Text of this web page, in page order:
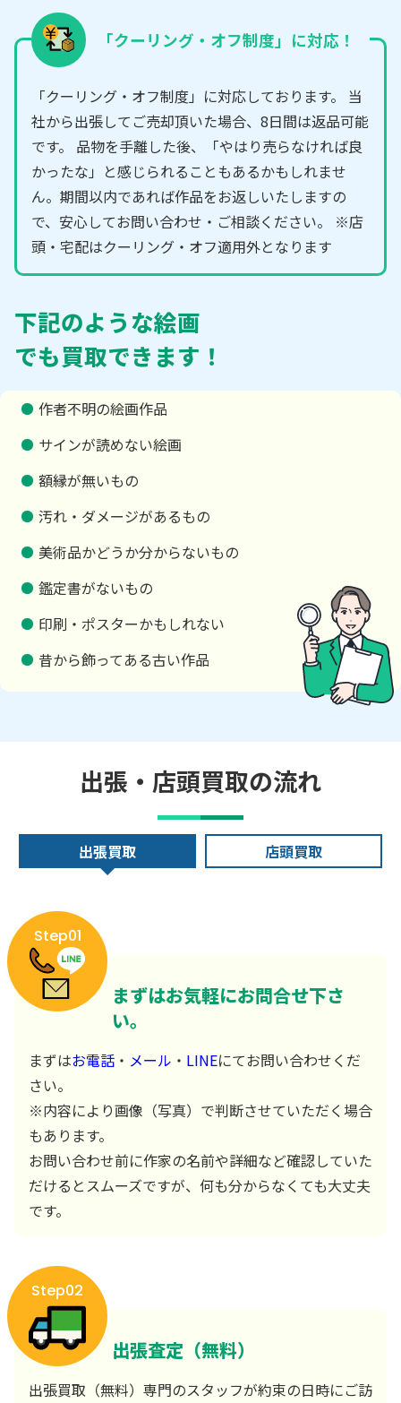
「クーリング・オフ制度」に対応！
「クーリング・オフ制度」に対応しております。 当
社から出張してご売却頂いた場合、8日間は返品可能
です。 品物を手離した後、「やはり売らなければ良
かったな」と感じられることもあるかもしれませ
ん。期間以内であれば作品をお返しいたしますの
で、安心してお問い合わせ・ご相談ください。 ※店
頭・宅配はクーリング・オフ適用外となります
下記のような絵画
でも買取できます！
作者不明の絵画作品
サインが読めない絵画
額縁が無いもの
汚れ・ダメージがあるもの
美術品かどうか分からないもの
鑑定書がないもの
印刷・ポスターかもしれない
昔から飾ってある古い作品
出張・店頭買取の流れ
出張買取 店頭買取
Step01
まずはお気軽にお問合せ下さ
い。
まずはお電話 ・ メール ・ LINEにてお問い合わせくだ
さい。
※内容により画像（写真）で判断させていただく場合
もあります。
お問い合わせ前に作家の名前や詳細など確認していた
だけるとスムーズですが、何も分からなくても大丈夫
です。
Step02
出張査定（無料）
出張買取（無料）専門のスタッフが約束の日時にご訪